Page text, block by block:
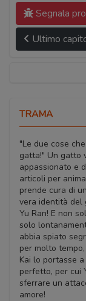
Segnala
Ultimo
TRAMA
"Le due cose
gatta!" Un gatto
appassionato e
articoli per
prende cura di
vera identità del
Yu Ran! E non
solo
abbia spiato
per molto
Kai lo portasse
perfetto, per cui
sferrare un
amore!